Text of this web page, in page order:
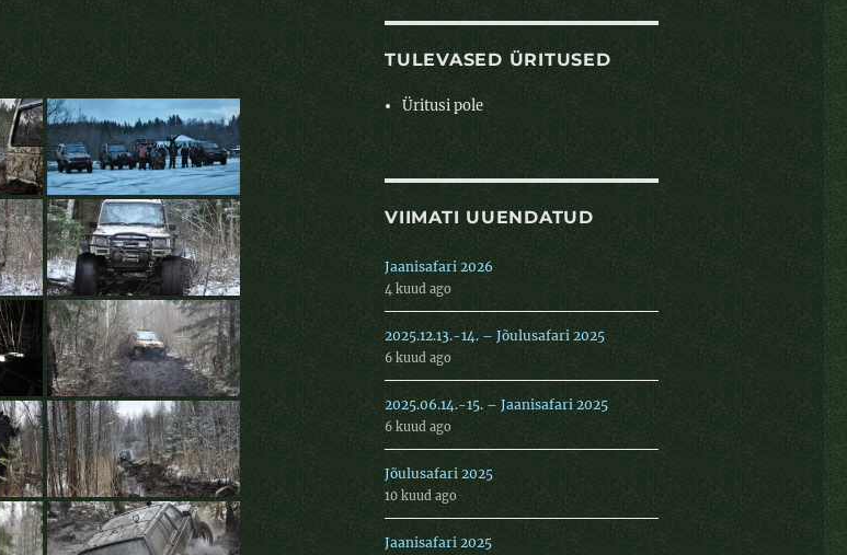
TULEVASED ÜRITUSED
Üritusi pole
VIIMATI UUENDATUD
Jaanisafari 2026
4 kuud ago
2025.12.13.-14. – Jõulusafari 2025
6 kuud ago
2025.06.14.-15. – Jaanisafari 2025
6 kuud ago
Jõulusafari 2025
10 kuud ago
Jaanisafari 2025